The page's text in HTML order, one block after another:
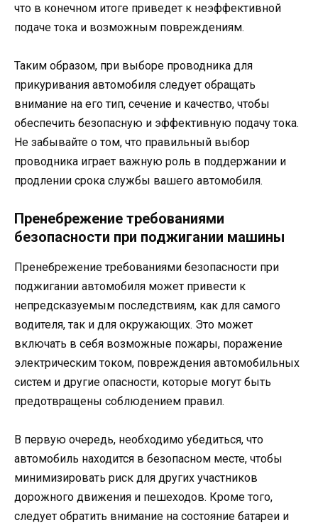
что в конечном итоге приведет к неэффективной
подаче тока и возможным повреждениям.
Таким образом, при выборе проводника для
прикуривания автомобиля следует обращать
внимание на его тип, сечение и качество, чтобы
обеспечить безопасную и эффективную подачу тока.
Не забывайте о том, что правильный выбор
проводника играет важную роль в поддержании и
продлении срока службы вашего автомобиля.
Пренебрежение требованиями
безопасности при поджигании машины
Пренебрежение требованиями безопасности при
поджигании автомобиля может привести к
непредсказуемым последствиям, как для самого
водителя, так и для окружающих. Это может
включать в себя возможные пожары, поражение
электрическим током, повреждения автомобильных
систем и другие опасности, которые могут быть
предотвращены соблюдением правил.
В первую очередь, необходимо убедиться, что
автомобиль находится в безопасном месте, чтобы
минимизировать риск для других участников
дорожного движения и пешеходов. Кроме того,
следует обратить внимание на состояние батареи и